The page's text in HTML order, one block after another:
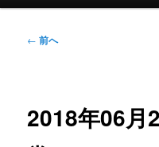
投
ー
← 前へ
2018年06月